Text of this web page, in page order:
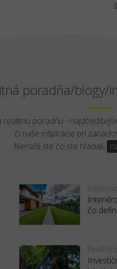
poradňa/blogy/
poradňu -
či naše inšpirácie pri
Nenašli ste čo ste hľadali,
čo
Realitný